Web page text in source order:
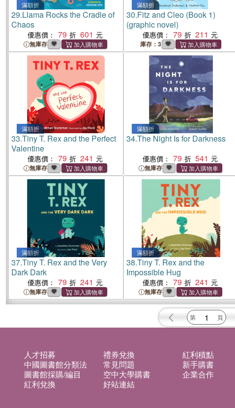
滿額折
29.Llama Rocks the Cradle of
Chaos
優惠價： 79 601
無庫存
滿額折
30.Fitz and Cleo (Book 1)
(graphic novel)
優惠價： 79 211
庫存：3
滿額折
33.Tiny T. Rex and the Perfect
Valentine
優惠價： 79 241
無庫存
滿額折
34.The Night Is for Darkness
優惠價： 79 541
無庫存
滿額折
37.Tiny T. Rex and the Very
Dark Dark
優惠價： 79 241
無庫存
滿額折
38.Tiny T. Rex and the
Impossible Hug
優惠價： 79 241
無庫存
人才招募 禮券兌換
紅利積點
中國圖書館分類法 常見問題
新手購書
圖書館採購/編目 空中大學購書
企業合作
紅利兌換 好站連結